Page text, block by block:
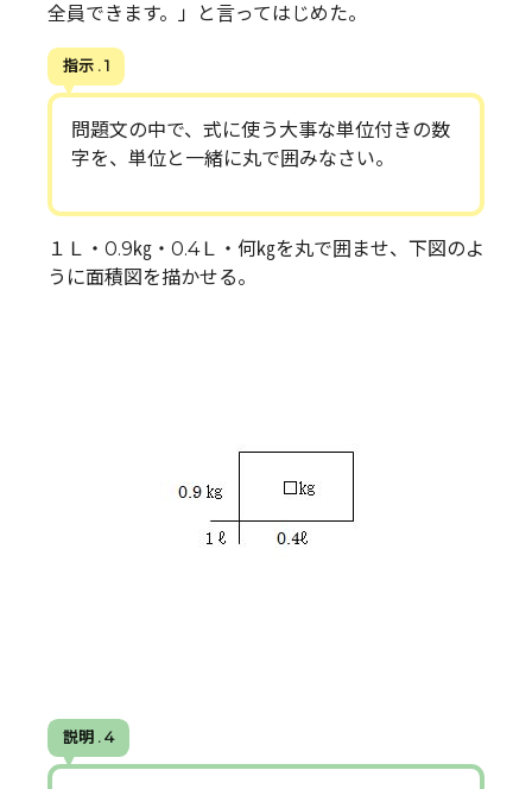
全員できます。」と言ってはじめた。
指示 . 1
問題文の中で、式に使う大事な単位付きの数
字を、単位と一緒に丸で囲みなさい。
１Ｌ・0.9㎏・0.4Ｌ・何㎏を丸で囲ませ、下図のよ
うに面積図を描かせる。
説明 . 4